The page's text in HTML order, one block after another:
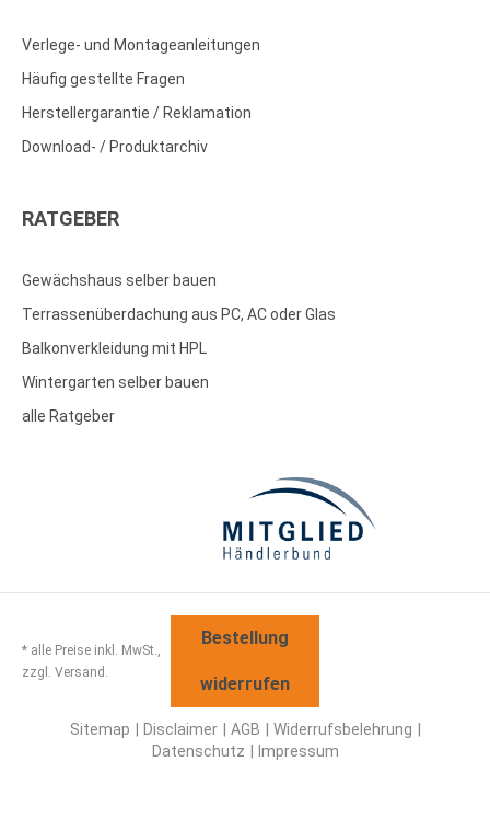
Verlege- und Montageanleitungen
Häufig gestellte Fragen
Herstellergarantie / Reklamation
Download- / Produktarchiv
RATGEBER
Gewächshaus selber bauen
Terrassenüberdachung aus PC, AC oder Glas
Balkonverkleidung mit HPL
Wintergarten selber bauen
alle Ratgeber
* alle Preise inkl. MwSt.,
zzgl. Versand.
Bestellung
widerrufen
Sitemap Disclaimer AGB
Widerrufsbelehrung
Datenschutz
Impressum